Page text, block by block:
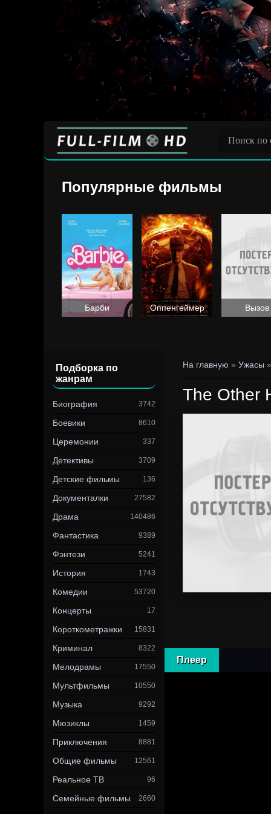
Популярные фильмы
Барби Оппенгеймер Вызов
Подборка по
жанрам
Биография 3742
Боевики 8610
Церемонии 337
Детективы 3709
Детские фильмы 136
Документалки 27582
Драма 140486
Фантастика 9389
Фэнтези 5241
История 1743
Комедии 53720
Концерты 17
Короткометражки 15831
Криминал 8322
Мелодрамы 17550
Мультфильмы 10550
Музыка 9292
Мюзиклы 1459
Приключения 8881
Общие фильмы 12561
Реальное ТВ 96
Семейные фильмы 2660
На главную » Ужасы
The Other
Плеер